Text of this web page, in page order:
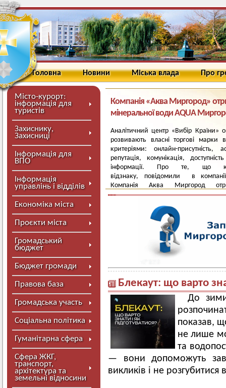
Головна Новини Міська влада Про
Місто-курорт:
інформація для
туристів
Захиснику,
Захисниці
Інформація для
ВПО
Інформація
управлінь і відділів
Економіка міста
Проєкти міста
Громадський
бюджет
Бюджет громади
Правова база
Громадська участь
Соціальна політика
Гуманітарна сфера
Сфера ЖКГ,
транспорт,
архітектура та
земельні відносини
Компанія «Аква Миргород»
мінеральної води AQUA
Аналітичний центр «Вибір Країни»
розвивають власні торгові марки
критеріями: онлайн-присутність,
репутація, комунікація,
інформації. Про те, що
відзнаку, повідомили в
Компанія Аква Миргород
відзнаку «Вибір Країни 2026» у
столову хлоридну натрієву воду
Блекаут: що варто
До
показав,
не лише
та
— вони допоможуть
викликів і не